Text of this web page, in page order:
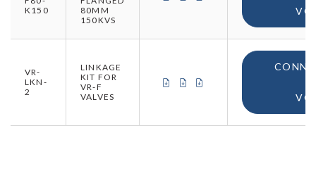
K150
80MM
150KVS
VR-
LKN-
2
LINKAGE
KIT FOR
VR-F
VALVES
CERTIFICAT DE CONFORMITÉ
CERTIFICAT DE